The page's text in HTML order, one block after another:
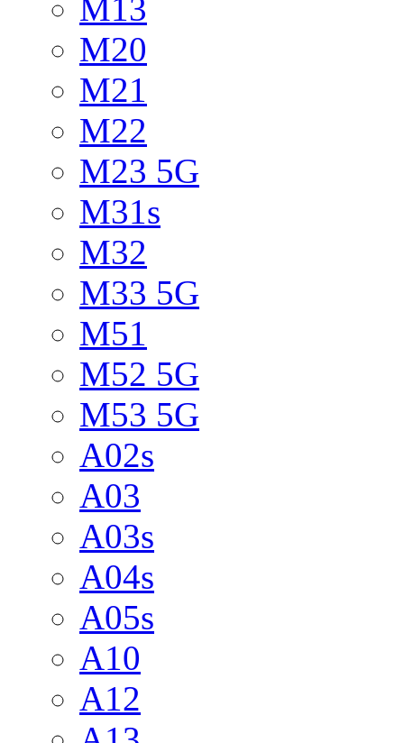
M13
M20
M21
M22
M23 5G
M31s
M32
M33 5G
M51
M52 5G
M53 5G
A02s
A03
A03s
A04s
A05s
A10
A12